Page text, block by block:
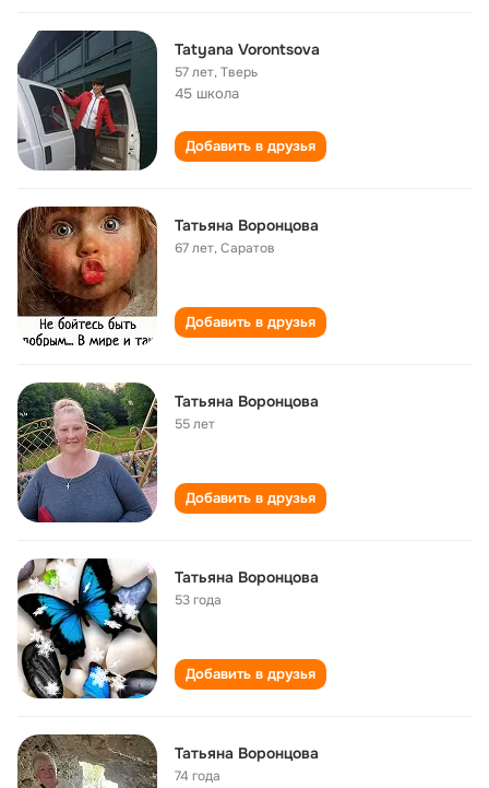
Tatyana Vorontsova
57 лет,Тверь
45 школа
Добавить в друзья
Татьяна Воронцова
67 лет,Саратов
Добавить в друзья
Татьяна Воронцова
55 лет
Добавить в друзья
Татьяна Воронцова
53 года
Добавить в друзья
Татьяна Воронцова
74 года